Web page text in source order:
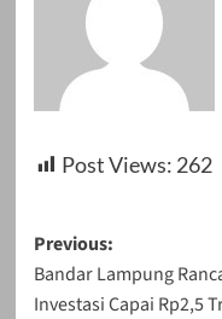
Post Views: 262
Post
navigation
Previous:
Bandar Lampung
Investasi Capai Rp2,5